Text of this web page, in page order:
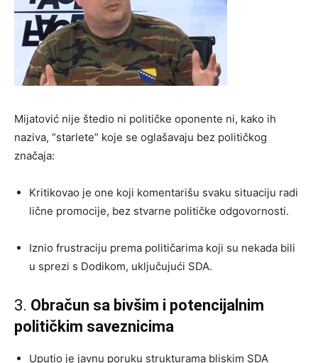
Mijatović nije štedio ni političke oponente ni, kako ih
naziva, “starlete” koje se oglašavaju bez političkog
značaja:
Kritikovao je one koji komentarišu svaku situaciju radi
lične promocije, bez stvarne političke odgovornosti.
Iznio frustraciju prema političarima koji su nekada bili
u sprezi s Dodikom, uključujući SDA.
3. Obračun sa bivšim i potencijalnim
političkim saveznicima
Uputio je javnu poruku strukturama bliskim SDA